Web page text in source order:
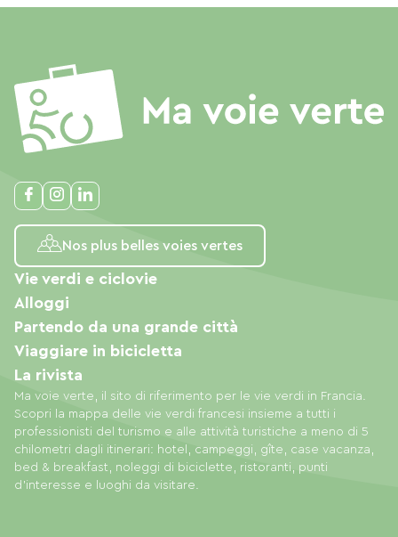
Nos plus belles voies vertes
Ma voie verte, il sito di riferimento per le vie verdi in Francia.
Scopri la mappa delle vie verdi francesi insieme a tutti i
professionisti del turismo e alle attività turistiche a meno di 5
chilometri dagli itinerari: hotel, campeggi, gîte, case vacanza,
bed & breakfast, noleggi di biciclette, ristoranti, punti
d'interesse e luoghi da visitare.
Vie verdi e ciclovie
Alloggi
Partendo da una grande città
Viaggiare in bicicletta
La rivista